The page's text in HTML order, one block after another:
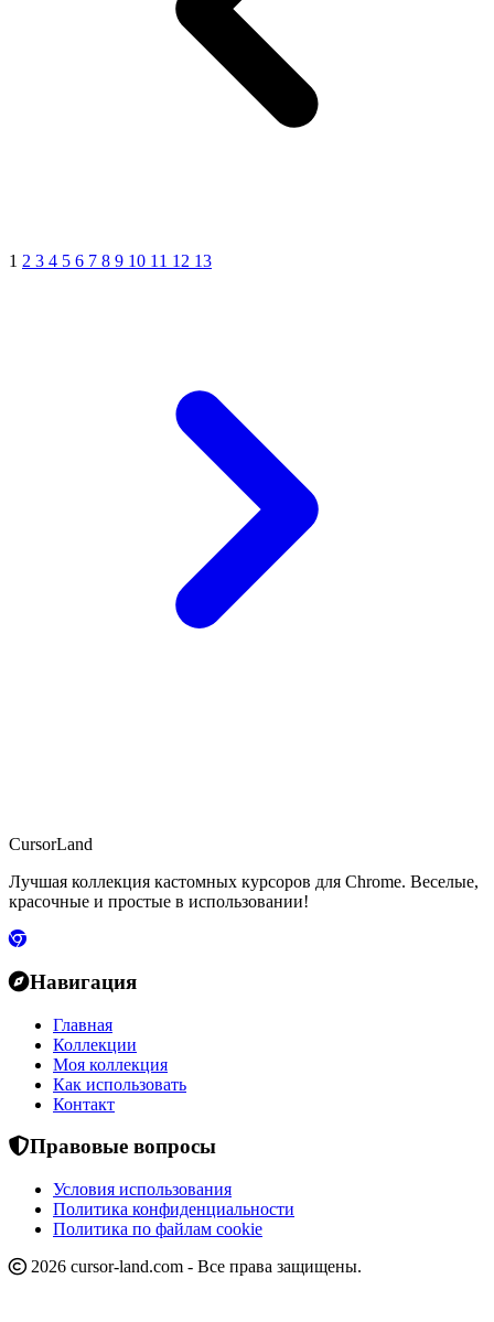
1 2 3 4 5 6 7 8 9 10 11 12 13
CursorLand
Лучшая коллекция кастомных курсоров для Chrome. Веселые,
красочные и простые в использовании!
Навигация
Главная
Коллекции
Моя коллекция
Как использовать
Контакт
Правовые вопросы
Условия использования
Политика конфиденциальности
Политика по файлам cookie
2026 cursor-land.com - Все права защищены.